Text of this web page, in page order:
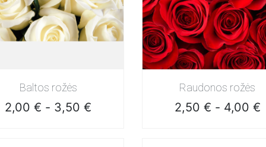
Greita peržiūra
Baltos rožės
Kaina
2,00 € - 3,50 €
Greita peržiūra
Raudonos rožės
Kaina
2,50 € - 4,00 €